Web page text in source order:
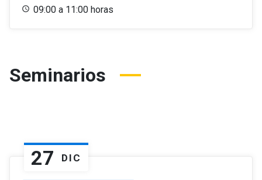
09:00 a 11:00 horas
Seminarios
27 DIC